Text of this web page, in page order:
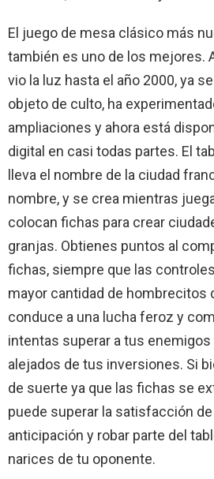
El juego de mesa clásico más
también es uno de los mejores.
vio la luz hasta el año 2000, ya
objeto de culto, ha
ampliaciones y ahora está
digital en casi todas partes. El
lleva el nombre de la ciudad
nombre, y se crea mientras
colocan fichas para crear
granjas. Obtienes puntos al
fichas, siempre que las
mayor cantidad de hombrecitos
conduce a una lucha feroz y
intentas superar a tus
alejados de tus inversiones. Si
de suerte ya que las fichas se
puede superar la satisfacción
anticipación y robar parte del
narices de tu oponente.